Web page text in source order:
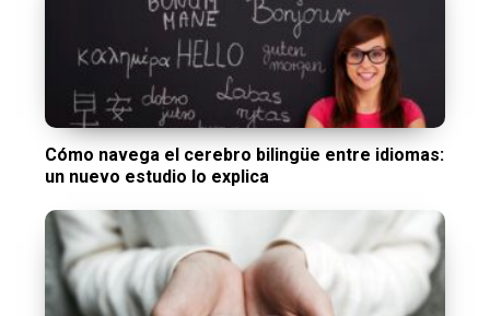
Cómo navega el cerebro bilingüe entre idiomas:
un nuevo estudio lo explica